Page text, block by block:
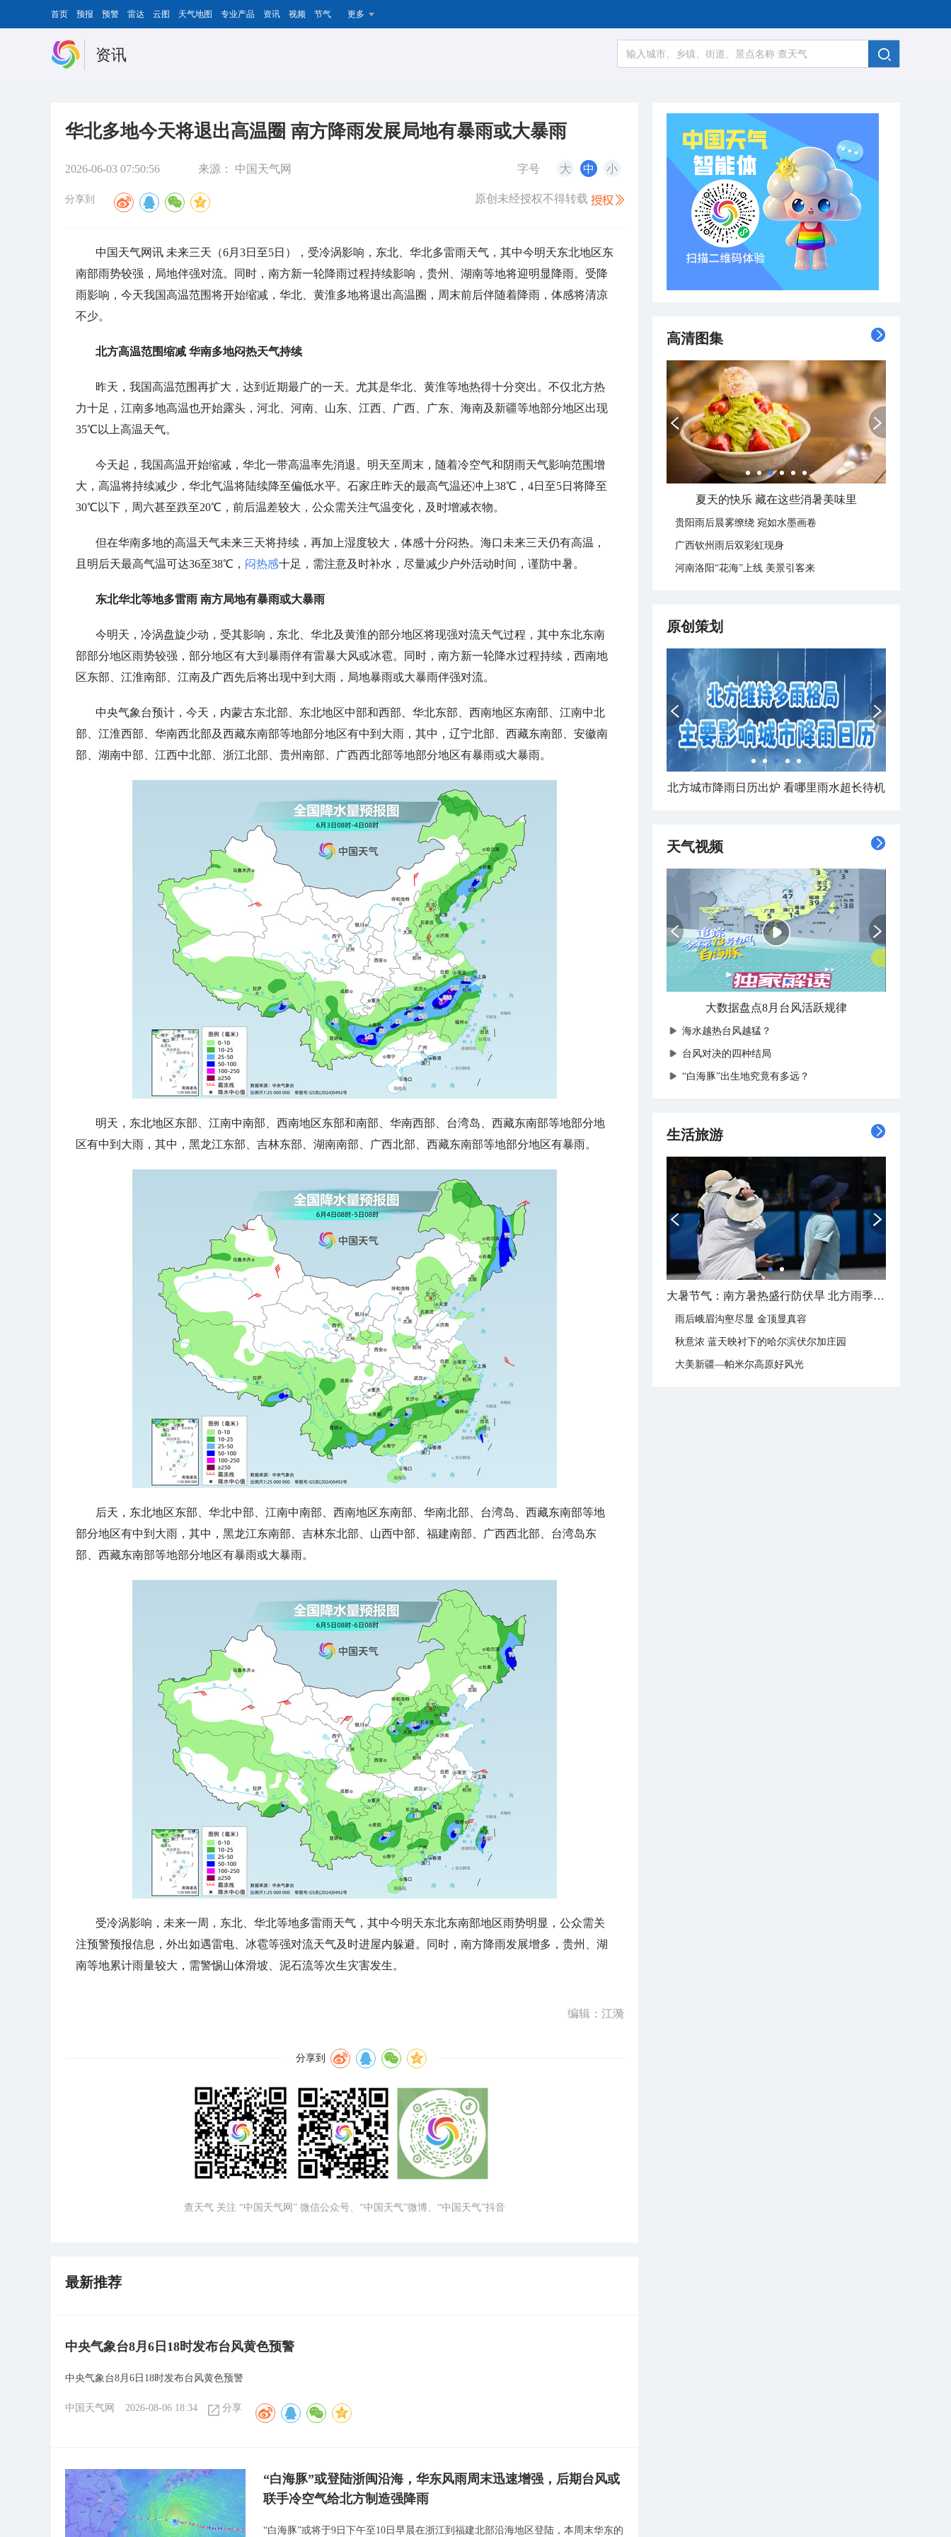
首页 预报 预警 雷达 云图 天气地图 专业产品 资讯 视频 节气 更多
资讯
华北多地今天将退出高温圈 南方降雨发展局地有暴雨或大暴雨
2026-06-03 07:50:56 来源： 中国天气网 字号 大 中 小
分享到 原创未经授权不得转载
中国天气网讯 未来三天（6月3日至5日），受冷涡影响，东北、华北多雷雨天气，其中今明天东北地区东
南部雨势较强，局地伴强对流。同时，南方新一轮降雨过程持续影响，贵州、湖南等地将迎明显降雨。受降
雨影响，今天我国高温范围将开始缩减，华北、黄淮多地将退出高温圈，周末前后伴随着降雨，体感将清凉
不少。
北方高温范围缩减 华南多地闷热天气持续
昨天，我国高温范围再扩大，达到近期最广的一天。尤其是华北、黄淮等地热得十分突出。不仅北方热
力十足，江南多地高温也开始露头， 河北、河南、山东、江西、广西、广东、海南及新疆等地部分地区出现
35℃以上高温天气。
今天起，我国高温开始缩减，华北一带高温率先消退。明天至周末，随着冷空气和阴雨天气影响范围增
大，高温将持续减少，华北气温将陆续降至偏低水平。石家庄昨天的最高气温还冲上38℃，4日至5日将降至
30℃以下，周六甚至跌至20℃，前后温差较大，公众需关注气温变化，及时增减衣物。
但在华南多地的高温天气未来三天将持续，再加上湿度较大，体感十分闷热。海口未来三天仍有高温，
且明后天最高气温可达36至38℃， 闷热感十足，需注意及时补水，尽量减少户外活动时间，谨防中暑。
东北华北等地多雷雨 南方局地有暴雨或大暴雨
今明天，冷涡盘旋少动，受其影响，东北、华北及黄淮的部分地区将现强对流天气过程，其中东北东南
部部分地区雨势较强，部分地区有大到暴雨伴有雷暴大风或冰雹。同时，南方新一轮降水过程持续，西南地
区东部、江淮南部、江南及广西先后将出现中到大雨，局地暴雨或大暴雨伴强对流。
中央气象台预计，今天， 内蒙古东北部、东北地区中部和西部、华北东部、西南地区东南部、江南中北
部、江淮西部、华南西北部及西藏东南部等地部分地区有中到大雨，其中，辽宁北部、西藏东南部、安徽南
部、湖南中部、江西中北部、浙江北部、贵州南部、广西西北部等地部分地区有暴雨或大暴雨。
明天， 东北地区东部、江南中南部、西南地区东部和南部、华南西部、台湾岛、西藏东南部等地部分地
区有中到大雨，其中，黑龙江东部、吉林东部、湖南南部、广西北部、西藏东南部等地部分地区有暴雨。
后天， 东北地区东部、华北中部、江南中南部、西南地区东南部、华南北部、台湾岛、西藏东南部等地
部分地区有中到大雨，其中，黑龙江东南部、吉林东北部、山西中部、福建南部、广西西北部、台湾岛东
部、西藏东南部等地部分地区有暴雨或大暴雨。
受冷涡影响，未来一周，东北、华北等地多雷雨天气，其中今明天东北东南部地区雨势明显，公众需关
注预警预报信息，外出如遇雷电、冰雹等强对流天气及时进屋内躲避。同时，南方降雨发展增多，贵州、湖
南等地累计雨量较大，需警惕山体滑坡、泥石流等次生灾害发生。
编辑：江漪
分享到
查天气 关注 “中国天气网” 微信公众号、“中国天气”微博、“中国天气”抖音
最新推荐
中央气象台8月6日18时发布台风黄色预警
中央气象台8月6日18时发布台风黄色预警
中国天气网 2026-08-06 18:34 分享
“白海豚”或登陆浙闽沿海，华东风雨周末迅速增强，后期台风或
联手冷空气给北方制造强降雨
“白海豚”或将于9日下午至10日早晨在浙江到福建北部沿海地区登陆，本周末华东的
高清图集
夏天的快乐 藏在这些消暑美味里
贵阳雨后晨雾缭绕 宛如水墨画卷
广西钦州雨后双彩虹现身
河南洛阳“花海”上线 美景引客来
原创策划
北方城市降雨日历出炉 看哪里雨水超长待机
天气视频
大数据盘点8月台风活跃规律
海水越热台风越猛？
台风对决的四种结局
“白海豚”出生地究竟有多远？
生活旅游
大暑节气：南方暑热盛行防伏旱 北方雨季陆续开启
雨后峨眉沟壑尽显 金顶显真容
秋意浓 蓝天映衬下的哈尔滨伏尔加庄园
大美新疆—帕米尔高原好风光